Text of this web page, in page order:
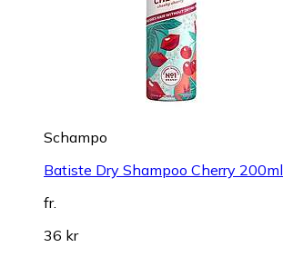
Schampo
Batiste Dry Shampoo Cherry 200ml
fr.
36 kr